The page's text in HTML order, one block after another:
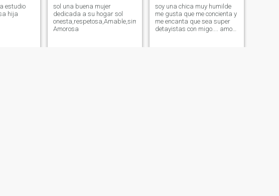
estudio
hija
sol una buena mujer
dedicada a su hogar sol
onesta,respetosa,Amable,simpática,
Amorosa
soy una chica muy humilde
me gusta que me concienta y
me encanta que sea super
detayistas con migo.... amo